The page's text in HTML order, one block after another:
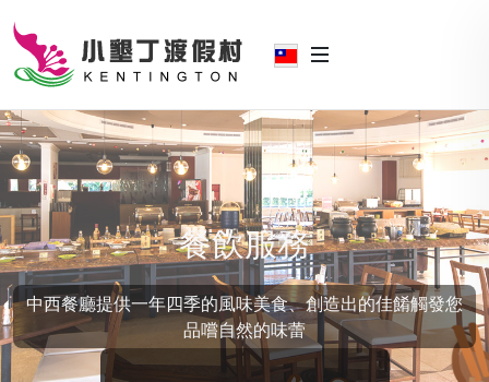
餐飲服務
中西餐廳提供一年四季的風味美食、創造出的佳餚觸發您
品嚐自然的味蕾